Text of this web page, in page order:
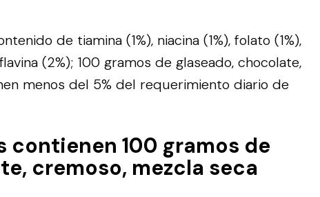
de tiamina (1%), niacina (1%), folato (1%),
(2%); 100 gramos de glaseado, chocolate,
menos del 5% del requerimiento diario de
contienen 100 gramos de
cremoso, mezcla seca